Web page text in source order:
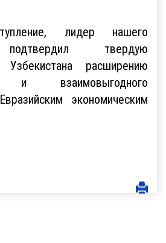
лидер нашего
подтвердил твердую
Узбекистана расширению
и взаимовыгодного
экономическим